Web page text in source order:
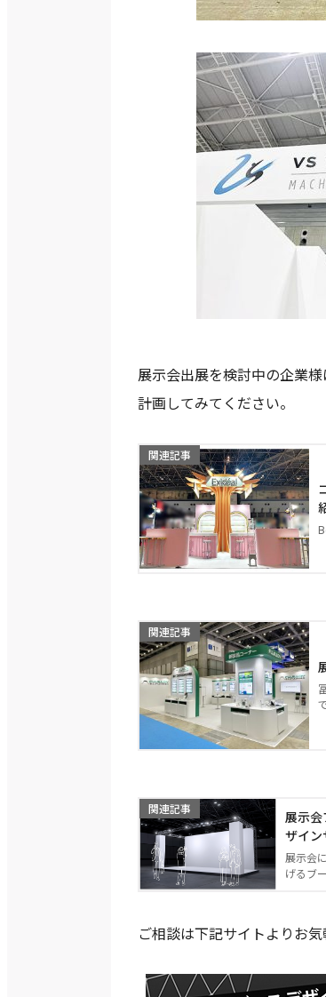
展示会出展を検討中の企業
計画してみてください。
関連記事
関連記事
関連記事
展示会
ザイン
展示会
げるブ
ご相談は下記サイトよりお気